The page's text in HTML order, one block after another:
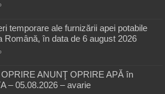
temporare ale furnizării apei potabile
Română, în data de 6 august 2026
ANUNŢ OPRIRE APĂ în
– 05.08.2026 – avarie